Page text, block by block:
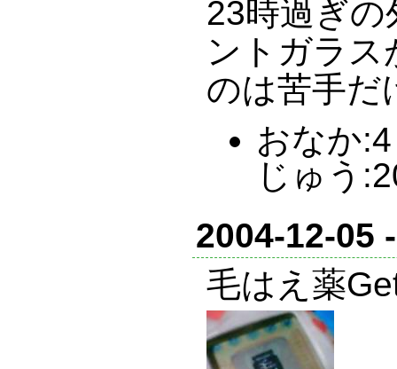
23時過ぎ
ントガラ
のは苦手だ
おなか
じゅう
2004-12-05
毛はえ薬